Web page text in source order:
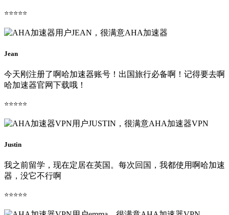
⭐⭐⭐⭐⭐
Jean
今天刚注册了啊哈加速器账号！出国旅行必备啊！记得要去啊
哈加速器官网下载哦！
⭐⭐⭐⭐⭐
Justin
我之前留学，现在定居在英国。每次回国，我都使用啊哈加速
器，没它不行啊
⭐⭐⭐⭐⭐